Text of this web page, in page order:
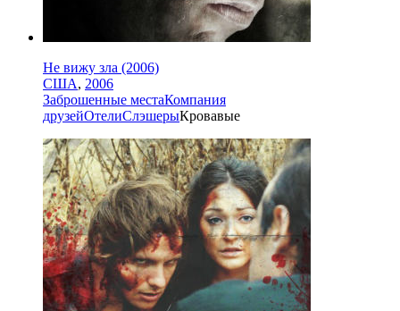
Не вижу зла (2006)
США, 2006
Заброшенные местаКомпания
друзейОтелиСлэшерыКровавые